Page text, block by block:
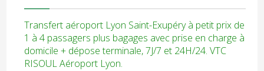
Transfert aéroport Lyon Saint-Exupéry à petit prix de
1 à 4 passagers plus bagages avec prise en charge à
domicile + dépose terminale, 7J/7 et 24H/24. VTC
RISOUL Aéroport Lyon.